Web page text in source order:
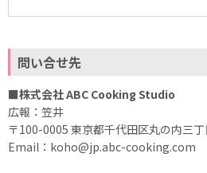
問い合せ先
■株式会社 ABC Cooking Studio
広報：笠井
〒100-0005 東京都千代田区丸の内三
Email：koho@jp.abc-cooking.com